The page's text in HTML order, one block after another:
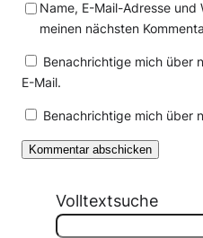
Name, E-Mail-Adresse und
meinen nächsten
Benachrichtige mich über
E-Mail.
Benachrichtige mich über
Volltextsuche